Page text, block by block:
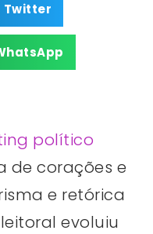
Twitter
político
de corações e
e retórica
evoluiu